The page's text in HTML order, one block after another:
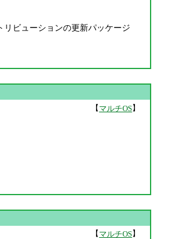
ビューションの更新パッケージ
【マルチOS】
【 マルチOS】